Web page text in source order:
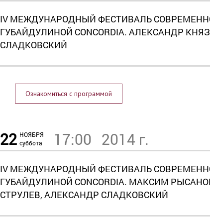
IV МЕЖДУНАРОДНЫЙ ФЕСТИВАЛЬ
ГУБАЙДУЛИНОЙ СONCORDIA. АЛЕКСАНДР
СЛАДКОВСКИЙ
Ознакомиться с программой
22 НОЯБРЯ
суббота
17:00 2014 г.
IV МЕЖДУНАРОДНЫЙ ФЕСТИВАЛЬ
ГУБАЙДУЛИНОЙ СONCORDIA. МАКСИМ
СТРУЛЕВ, АЛЕКСАНДР СЛАДКОВСКИЙ